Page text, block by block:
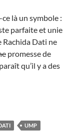
là un symbole :
parfaite et unie
Rachida Dati ne
promesse de
qu’il y a des
UMP